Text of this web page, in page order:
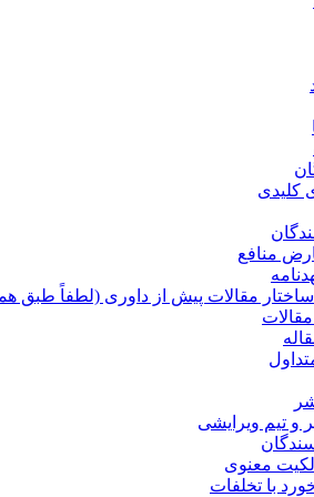
کلیدی
منافع
مقالات پیش از داوری (لطفاً طبق
و تیم ویرایشی
معنوی
با تخلفات